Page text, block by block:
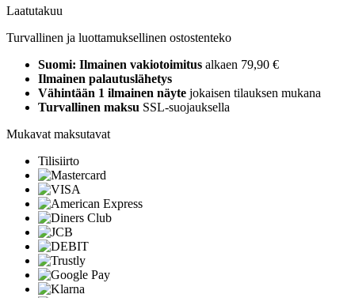
Laatutakuu
Turvallinen ja luottamuksellinen ostostenteko
Suomi: Ilmainen vakiotoimitus alkaen 79,90 €
Ilmainen palautuslähetys
Vähintään 1 ilmainen näyte jokaisen tilauksen mukana
Turvallinen maksu SSL-suojauksella
Mukavat maksutavat
Tilisiirto